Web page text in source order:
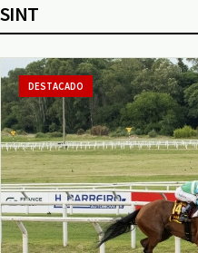
SINT
DESTACADO